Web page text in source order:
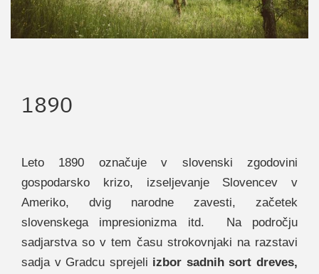
1890
Leto 1890 označuje v slovenski zgodovini
gospodarsko krizo, izseljevanje Slovencev v
Ameriko, dvig narodne zavesti, začetek
slovenskega impresionizma itd. Na področju
sadjarstva so v tem času strokovnjaki na razstavi
sadja v Gradcu sprejeli izbor sadnih sort dreves,